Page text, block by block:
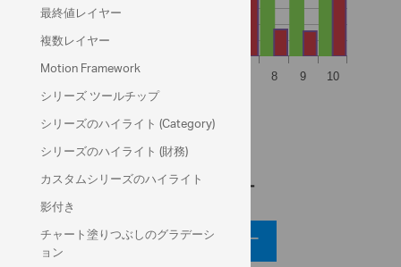
最終値レイヤー
複数レイヤー
Motion Framework
シリーズ ツールチップ
シリーズのハイライト (Category)
シリーズのハイライト (財務)
カスタムシリーズのハイライト
影付き
チャート塗りつぶしのグラデーシ
ョン
売上 日ごと (千単位)
経費 日ごと (千単位)
コード ビュー
コード ビューアー